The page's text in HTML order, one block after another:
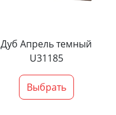
Дуб Апрель темный
U31185
Выбрать